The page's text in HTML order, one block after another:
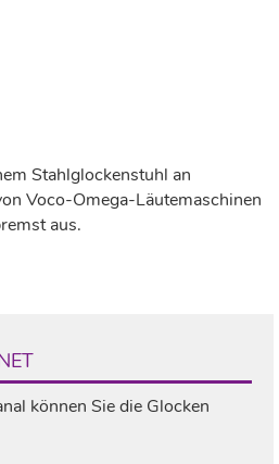
Stahlglockenstuhl an
Voco-Omega-Läutemaschinen
aus.
können Sie die Glocken